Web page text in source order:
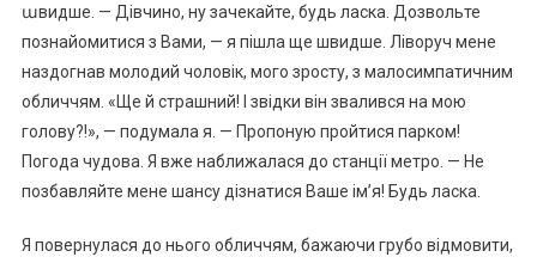
աвидше. — Дівчино, ну зачекайте, будь ласка. Дозвольте
познайомитися з Вами, — я пішла ще швидше. Ліворуч мене
наздогнав молодий чоловік, мого зросту, з малосимпатичним
обличчям. «Ще й страшний! І звідки він звалився на мою
голову?!», — подумала я. — Пропоную пройтися парком!
Погода чудова. Я вже наближалася до станції метро. — Не
позбавляйте мене шансу дізнатися Ваше ім’я! Будь ласка.
Я повернулася до нього обличчям, бажаючи грубо відмовити,